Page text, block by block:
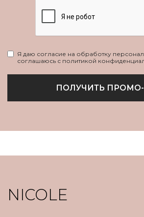
Я даю согласие на обработку
соглашаюсь с политикой
ПОЛУЧИТЬ
NICOLE